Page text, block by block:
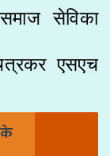
सेविका
एसएच
के